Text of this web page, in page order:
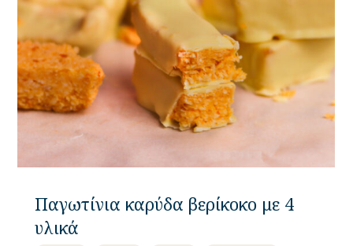
Παγωτίνια καρύδα βερίκοκο με 4
υλικά